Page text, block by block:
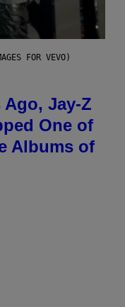
FOR VEVO)
Ago, Jay-Z
One of
Albums of